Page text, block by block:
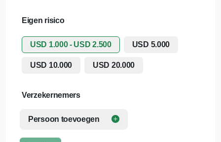
Eigen risico
USD 1.000 - USD 2.500 USD 5.000
USD 10.000 USD 20.000
Verzekernemers
Persoon toevoegen